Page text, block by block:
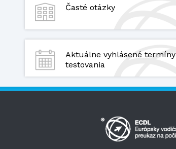
Časté otázky
Aktuálne vyhlásené termíny
testovania